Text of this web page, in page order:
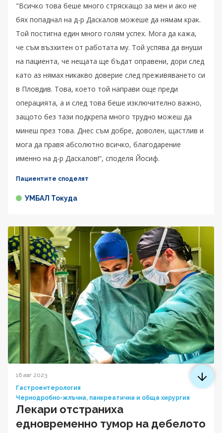
"Всичко това беше много стряскащо за мен и ако не
бях попаднал на д-р Даскалов можеше да нямам крак.
Той постигна един много голям успех. Мога да кажа,
че съм възхитен от работата му. Той успява да внуши
на пациента, че нещата ще бъдат оправени, дори след
като аз нямах никакво доверие след преживяването си
в Пловдив. Това, което той направи още преди
операцията, а и след това беше изключително важно,
защото без тази подкрепа много трудно можеш да
минеш през това. Днес съм добре, доволен, щастлив и
мога да правя абсолютно всичко, благодарение
именно на д-р Даскалов!“, споделя Йосиф.
Пациентите споделят
УМБАЛ Токуда
16 авг 2023
Гастроентерология
Чернодробно-жлъчна, панкреатична и обща хирургия
Лекари отстраниха
едновременно тумор на дебелото